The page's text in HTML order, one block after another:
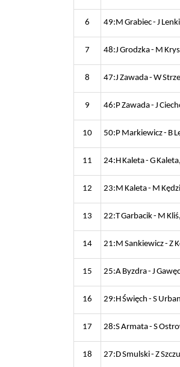
6 49:M Grabiec - J
7 48:J Grodzka - M
8 47:J Zawada - W
9 46:P Zawada - J
10 50:P Markiewicz - B
11 24:H Kaleta - G
12 23:M Kaleta - M
13 22:T Garbacik - M
14 21:M Sankiewicz - Z
15 25:A Byzdra - J
16 29:H Święch - S
17 28:S Armata - S
18 27:D Smulski - Z